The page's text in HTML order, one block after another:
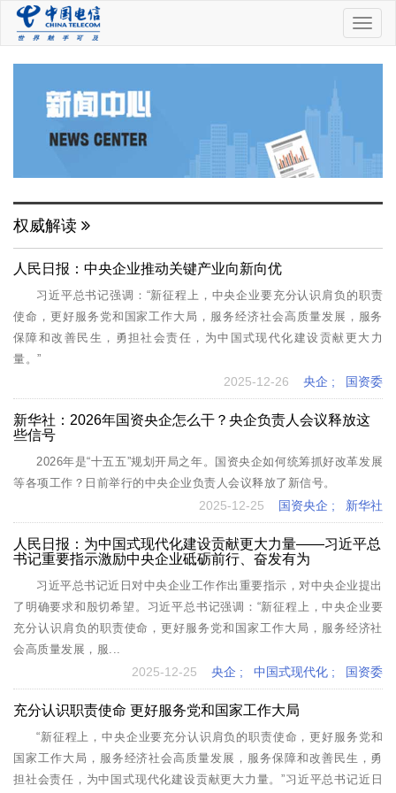
中
国
权威解读
人民日报：中央企业推动关键产业向新向优
习近平总书记强调：“新征程上，中央企业要充分认识肩负的职责
使命，更好服务党和国家工作大局，服务经济社会高质量发展，服务
保障和改善民生，勇担社会责任，为中国式现代化建设贡献更大力
量。”
央企 ; 国资委
2025-12-26
新华社：2026年国资央企怎么干？央企负责人会议释放这
些信号
2026年是“十五五”规划开局之年。国资央企如何统筹抓好改革发展
等各项工作？日前举行的中央企业负责人会议释放了新信号。
国资央企 ; 新华社
2025-12-25
人民日报：为中国式现代化建设贡献更大力量——习近平总
书记重要指示激励中央企业砥砺前行、奋发有为
习近平总书记近日对中央企业工作作出重要指示，对中央企业提出
了明确要求和殷切希望。习近平总书记强调：“新征程上，中央企业要
充分认识肩负的职责使命，更好服务党和国家工作大局，服务经济社
会高质量发展，服...
央企 ; 中国式现代化 ; 国资委
2025-12-25
充分认识职责使命 更好服务党和国家工作大局
“新征程上，中央企业要充分认识肩负的职责使命，更好服务党和
国家工作大局，服务经济社会高质量发展，服务保障和改善民生，勇
担社会责任，为中国式现代化建设贡献更大力量。”习近平总书记近日